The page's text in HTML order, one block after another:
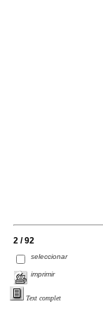
2 / 92
seleccionar
imprimir
Text complet